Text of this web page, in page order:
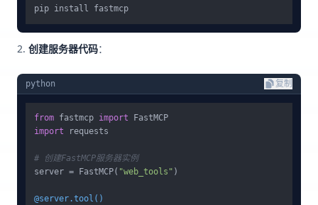
创建服务器代码：
python 复制
from fastmcp import
import requests
# 创建FastMCP服务器实例
server = FastMCP( "web_tools" )
@server.tool()